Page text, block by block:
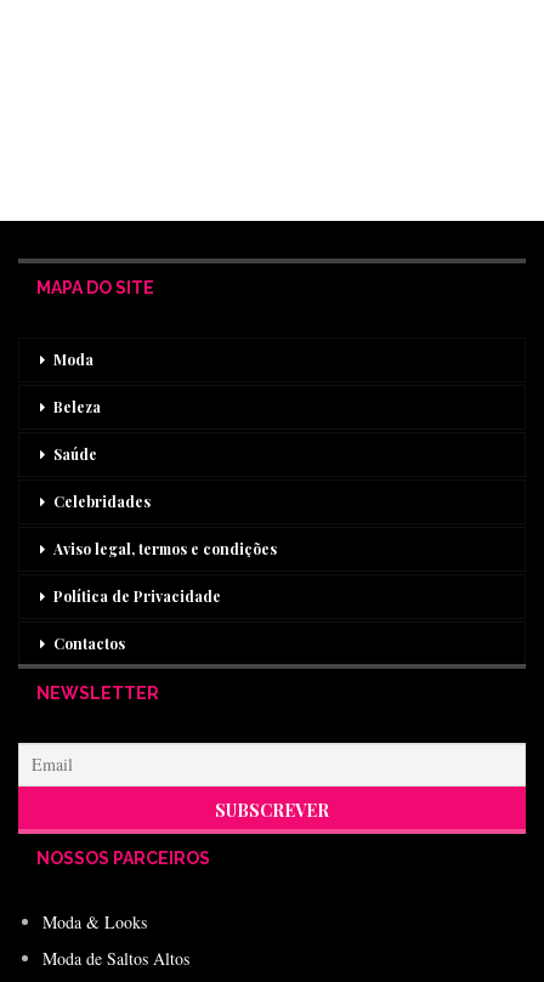
MAPA DO SITE
Moda
Beleza
Saúde
Celebridades
Aviso legal, termos e condições
Política de Privacidade
Contactos
NEWSLETTER
NOSSOS PARCEIROS
Moda & Looks
Moda de Saltos Altos